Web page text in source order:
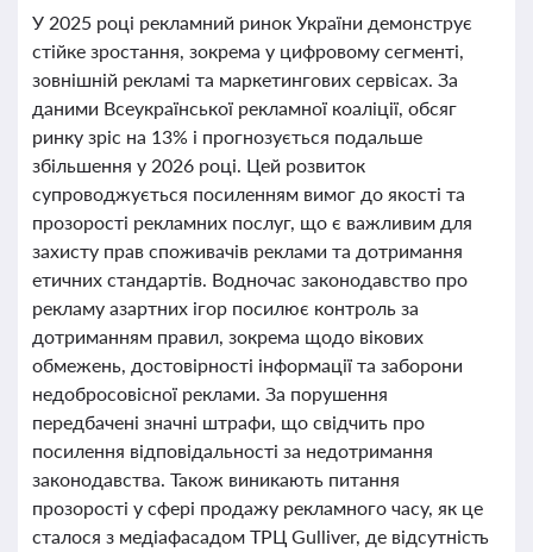
У 2025 році рекламний ринок України демонструє
стійке зростання, зокрема у цифровому сегменті,
зовнішній рекламі та маркетингових сервісах. За
даними Всеукраїнської рекламної коаліції, обсяг
ринку зріс на 13% і прогнозується подальше
збільшення у 2026 році. Цей розвиток
супроводжується посиленням вимог до якості та
прозорості рекламних послуг, що є важливим для
захисту прав споживачів реклами та дотримання
етичних стандартів. Водночас законодавство про
рекламу азартних ігор посилює контроль за
дотриманням правил, зокрема щодо вікових
обмежень, достовірності інформації та заборони
недобросовісної реклами. За порушення
передбачені значні штрафи, що свідчить про
посилення відповідальності за недотримання
законодавства. Також виникають питання
прозорості у сфері продажу рекламного часу, як це
сталося з медіафасадом ТРЦ Gulliver, де відсутність